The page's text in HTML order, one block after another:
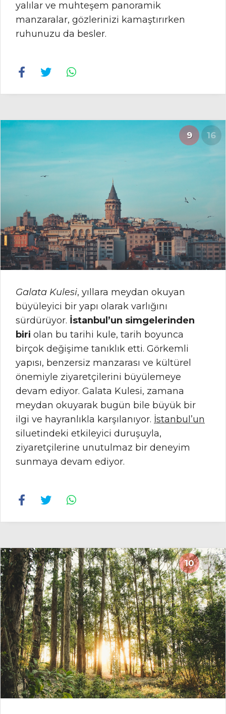
yalılar ve muhteşem panoramik
manzaralar, gözlerinizi kamaştırırken
ruhunuzu da besler.
9 16
Galata Kulesi, yıllara meydan okuyan
büyüleyici bir yapı olarak varlığını
sürdürüyor. İstanbul’un simgelerinden
biri olan bu tarihi kule, tarih boyunca
birçok değişime tanıklık etti. Görkemli
yapısı, benzersiz manzarası ve kültürel
önemiyle ziyaretçilerini büyülemeye
devam ediyor. Galata Kulesi, zamana
meydan okuyarak bugün bile büyük bir
ilgi ve hayranlıkla karşılanıyor. İstanbul’un
siluetindeki etkileyici duruşuyla,
ziyaretçilerine unutulmaz bir deneyim
sunmaya devam ediyor.
10 16